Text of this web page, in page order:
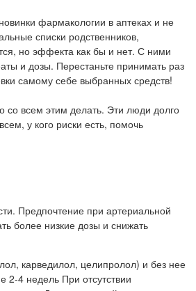
фармакологии в аптеках и не
списки родственников,
но эффекта как бы и нет. С ними
и дозы. Перестаньте принимать раз
самому себе выбранных средств!
со всем этим делать. Эти люди долго
у кого риски есть, помочь
Предпочтение при артериальной
более низкие дозы и снижать
карведилол, целипролол) и без нее
2-4 недель При отсутствии